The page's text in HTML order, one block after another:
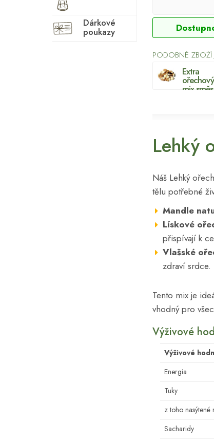
Dárkové
poukazy
PODOBNÉ
Extra
ořechový
mix směs
Lehký
Náš Lehký
tělu potřebné
Mandle
Lískové
přispívají k
Vlašské
zdraví srdce.
Tento mix je
vhodný pro
Výživové
Výživové
Energia
Tuky
z toho nasýtené
Sacharidy